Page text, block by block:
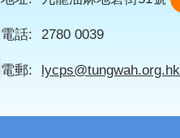
電話: 2780 0039
電郵: lycps@tungwah.org.hk